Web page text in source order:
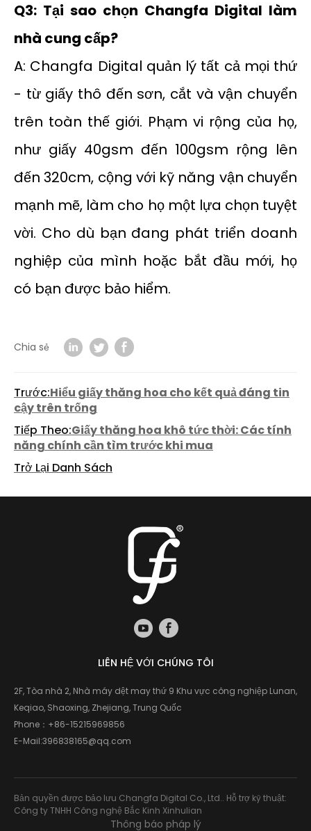
Q3: Tại sao chọn Changfa Digital làm
nhà cung cấp?
A: Changfa Digital quản lý tất cả mọi thứ
- từ giấy thô đến sơn, cắt và vận chuyển
trên toàn thế giới. Phạm vi rộng của họ,
như giấy 40gsm đến 100gsm rộng lên
đến 320cm, cộng với kỹ năng vận chuyển
mạnh mẽ, làm cho họ một lựa chọn tuyệt
vời. Cho dù bạn đang phát triển doanh
nghiệp của mình hoặc bắt đầu mới, họ
có bạn được bảo hiểm.
Chia sẻ
Trước:Hiểu giấy thăng hoa cho kết quả đáng tin
cậy trên trống
Tiếp Theo:Giấy thăng hoa khô tức thời: Các tính
năng chính cần tìm trước khi mua
Trở Lại Danh Sách
LIÊN HỆ VỚI CHÚNG TÔI
2F, Tòa nhà 2, Nhà máy dệt may thứ 9 Khu vực công nghiệp Lunan,
Keqiao, Shaoxing, Zhejiang, Trung Quốc
Phone： +86-15215969856
E-Mail:396838165@qq.com
Bản quyền được bảo lưu Changfa Digital Co., Ltd.. Hỗ trợ kỹ thuật:
Công ty TNHH Công nghệ Bắc Kinh Xinhulian
Thông báo pháp lý